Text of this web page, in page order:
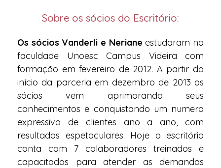
Sobre os sócios do Escritório:
Os sócios Vanderli e Neriane estudaram na
faculdade Unoesc Campus Videira com
formação em fevereiro de 2012. A partir do
início da parceria em dezembro de 2013 os
sócios vem aprimorando seus
conhecimentos e conquistando um numero
expressivo de clientes ano a ano, com
resultados espetaculares. Hoje o escritório
conta com 7 colaboradores treinados e
capacitados para atender as demandas